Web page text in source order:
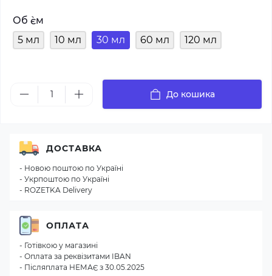
Об `єм
5 мл
10 мл 30 мл 60 мл 120 мл
До кошика
ДОСТАВКА
- Новою поштою по Україні
- Укрпоштою по Україні
- ROZETKA Delivery
ОПЛАТА
- Готівкою у магазині
- Оплата за реквізитами IBAN
- Післяплата НЕМАЄ з 30.05.2025